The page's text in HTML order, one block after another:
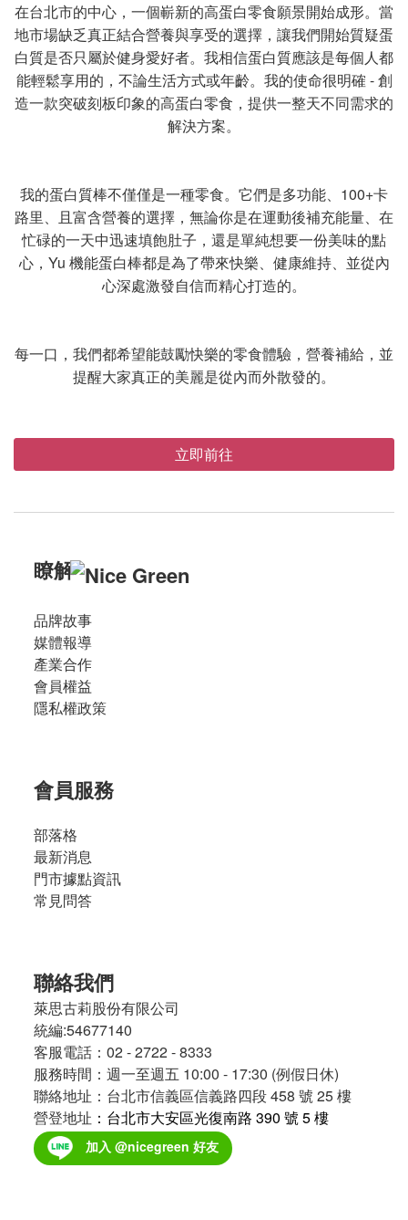
在台北市的中心，一個嶄新的高蛋白零食願景開始成形。當
地市場缺乏真正結合營養與享受的選擇，讓我們開始質疑蛋
白質是否只屬於健身愛好者。我相信蛋白質應該是每個人都
能輕鬆享用的，不論生活方式或年齡。我的使命很明確 - 創
造一款突破刻板印象的高蛋白零食，提供一整天不同需求的
解決方案。
我的蛋白質棒不僅僅是一種零食。它們是多功能、100+卡
路里、且富含營養的選擇，無論你是在運動後補充能量、在
忙碌的一天中迅速填飽肚子，還是單純想要一份美味的點
心，Yu 機能蛋白棒都是為了帶來快樂、健康維持、並從內
心深處激發自信而精心打造的。
每一口，我們都希望能鼓勵快樂的零食體驗，營養補給，並
提醒大家真正的美麗是從內而外散發的。
立即前往
瞭解
品牌故事
媒體報導
產業合作
會員權益
隱私權政策
會員服務
部落格
最新消息
門市據點資訊
常見問答
聯絡我們
萊思古莉股份有限公司
統編:54677140
客服電話：02 - 2722 - 8333
服務時間：週一至週五 10:00 - 17:30 (例假日休)
聯絡地址：台北市信義區信義路四段 458 號 25 樓
營登地址 ：台北市大安區光復南路 390 號 5 樓
加入 @nicegreen 好友